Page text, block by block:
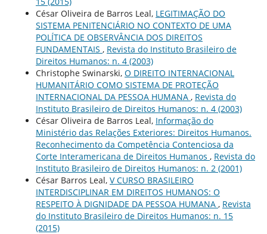
César Oliveira de Barros Leal, LEGITIMAÇÃO DO
SISTEMA PENITENCIÁRIO NO CONTEXTO DE UMA
POLÍTICA DE OBSERVÂNCIA DOS DIREITOS
FUNDAMENTAIS , Revista do Instituto Brasileiro de
Direitos Humanos: n. 4 (2003)
Christophe Swinarski, O DIREITO INTERNACIONAL
HUMANITÁRIO COMO SISTEMA DE PROTEÇÃO
INTERNACIONAL DA PESSOA HUMANA , Revista do
Instituto Brasileiro de Direitos Humanos: n. 4 (2003)
César Oliveira de Barros Leal, Informação do
Ministério das Relações Exteriores: Direitos Humanos.
Reconhecimento da Competência Contenciosa da
Corte Interamericana de Direitos Humanos , Revista do
Instituto Brasileiro de Direitos Humanos: n. 2 (2001)
César Barros Leal, V CURSO BRASILEIRO
INTERDISCIPLINAR EM DIREITOS HUMANOS: O
RESPEITO À DIGNIDADE DA PESSOA HUMANA , Revista
do Instituto Brasileiro de Direitos Humanos: n. 15
(2015)